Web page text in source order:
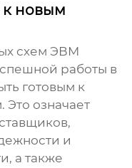
к новым
схем ЭВМ
работы в
готовым к
означает
и
а также